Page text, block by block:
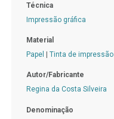
Técnica
Impressão gráfica
Material
Papel
Tinta de impressão
Autor/Fabricante
Regina da Costa Silveira
Denominação